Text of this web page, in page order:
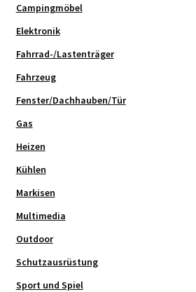
Campingmöbel
Elektronik
Fahrrad-/Lastenträger
Fahrzeug
Fenster/Dachhauben/Tür
Gas
Heizen
Kühlen
Markisen
Multimedia
Outdoor
Schutzausrüstung
Sport und Spiel